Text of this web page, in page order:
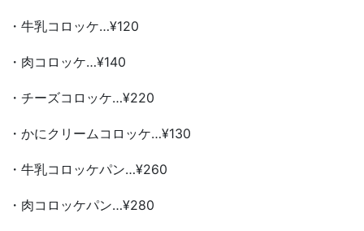
・牛乳コロッケ…¥120
・肉コロッケ…¥140
・チーズコロッケ…¥220
・かにクリームコロッケ…¥130
・牛乳コロッケパン…¥260
・肉コロッケパン…¥280